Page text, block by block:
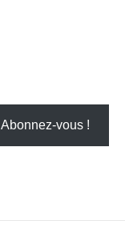
Abonnez-vous !